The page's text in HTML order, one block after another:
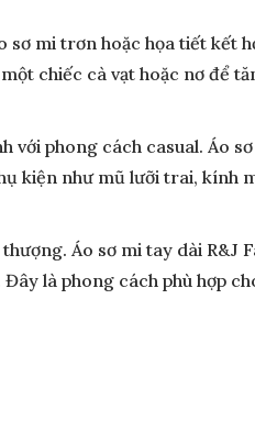
mi trơn hoặc họa tiết kết
chiếc cà vạt hoặc nơ để
với phong cách casual. Áo
kiện như mũ lưỡi trai, kính
Áo sơ mi tay dài R&J
là phong cách phù hợp